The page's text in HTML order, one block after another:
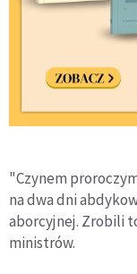
"Czynem
na dwa dni
aborcyjnej. Zrobili
ministrów.